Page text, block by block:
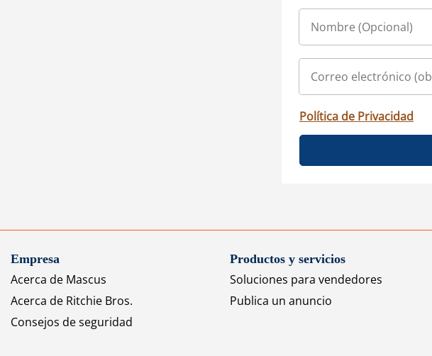
Política de Privacidad
Empresa
Acerca de Mascus
Acerca de Ritchie Bros.
Consejos de seguridad
Productos y servicios
Soluciones para vendedores
Publica un anuncio